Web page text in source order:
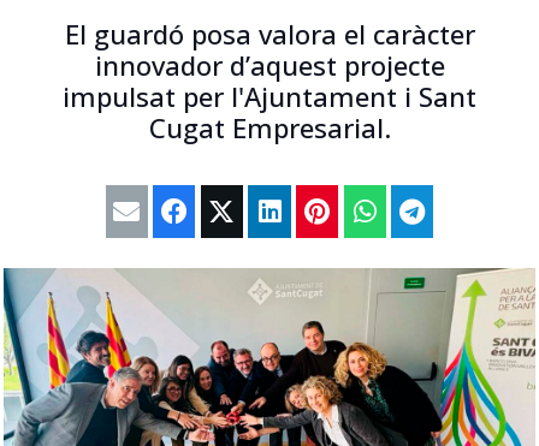
El guardó posa valora el caràcter
innovador d’aquest projecte
impulsat per l'Ajuntament i Sant
Cugat Empresarial.